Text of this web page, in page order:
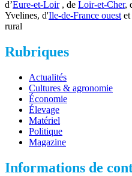
d’Eure-et-Loir, de Loir-et-Cher,
Yvelines, d'Ile-de-France ouest
rural
Rubriques
Actualités
Cultures & agronomie
Économie
Élevage
Matériel
Politique
Magazine
Informations de